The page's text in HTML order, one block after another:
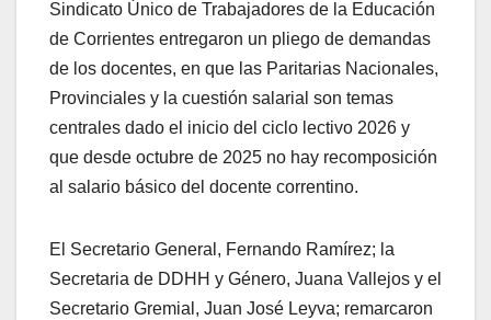
Sindicato Único de Trabajadores de la Educación
de Corrientes entregaron un pliego de demandas
de los docentes, en que las Paritarias Nacionales,
Provinciales y la cuestión salarial son temas
centrales dado el inicio del ciclo lectivo 2026 y
que desde octubre de 2025 no hay recomposición
al salario básico del docente correntino.
El Secretario General, Fernando Ramírez; la
Secretaria de DDHH y Género, Juana Vallejos y el
Secretario Gremial, Juan José Leyva; remarcaron